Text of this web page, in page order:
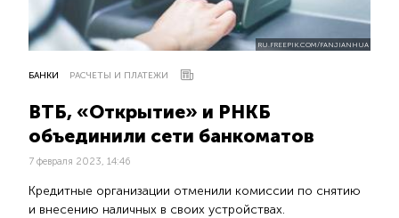
RU.FREEPIK.COM/FANJIANHUA
БАНКИ РАСЧЕТЫ И ПЛАТЕЖИ
ВТБ, «Открытие» и РНКБ
объединили сети банкоматов
7 февраля 2023, 14:46
Кредитные организации отменили комиссии по снятию
и внесению наличных в своих устройствах.